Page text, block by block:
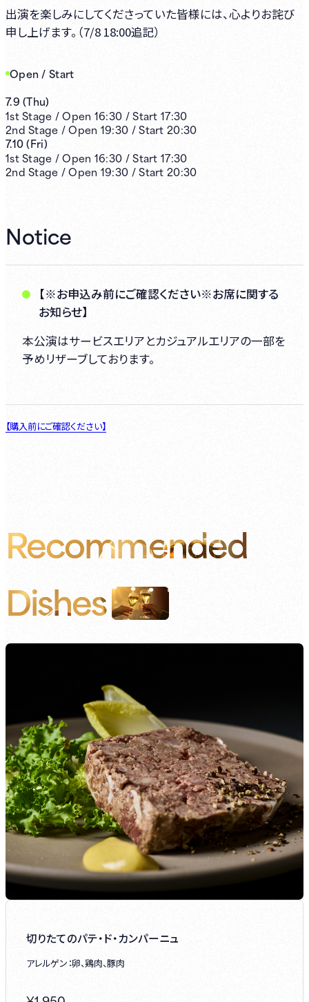
出演を楽しみにしてくださっていた皆様には、心よりお詫び
申し上げます。（7/8 18:00追記）
Open / Start
7.9 (Thu)
1stStage /Open 16:30 /Start 17:30
2nd Stage /Open 19:30 /Start 20:30
7.10(Fri)
1stStage /Open 16:30 /Start 17:30
2nd Stage /Open 19:30 /Start 20:30
Notice
【※お申込み前にご確認ください※お席に関する
お知らせ】
本公演はサービスエリアとカジュアルエリアの一部を
予めリザーブしております。
【購入前にご確認ください】
Recommended
Dishes
切りたてのパテ・ド・カンパーニュ
アレルゲン：卵、鶏肉、豚肉